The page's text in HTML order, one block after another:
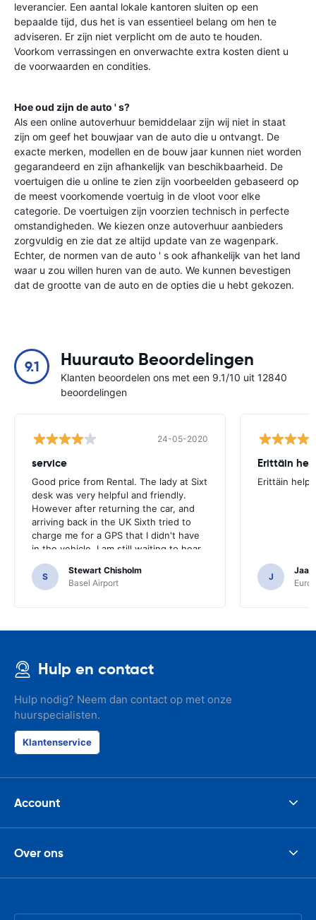
leverancier. Een aantal lokale kantoren sluiten op een
bepaalde tijd, dus het is van essentieel belang om hen te
adviseren. Er zijn niet verplicht om de auto te houden.
Voorkom verrassingen en onverwachte extra kosten dient u
de voorwaarden en condities.
Hoe oud zijn de auto ' s?
Als een online autoverhuur bemiddelaar zijn wij niet in staat
zijn om geef het bouwjaar van de auto die u ontvangt. De
exacte merken, modellen en de bouw jaar kunnen niet worden
gegarandeerd en zijn afhankelijk van beschikbaarheid. De
voertuigen die u online te zien zijn voorbeelden gebaseerd op
de meest voorkomende voertuig in de vloot voor elke
categorie. De voertuigen zijn voorzien technisch in perfecte
omstandigheden. We kiezen onze autoverhuur aanbieders
zorgvuldig en zie dat ze altijd update van ze wagenpark.
Echter, de normen van de auto ' s ook afhankelijk van het land
waar u zou willen huren van de auto. We kunnen bevestigen
dat de grootte van de auto en de opties die u hebt gekozen.
9.1 Huurauto Beoordelingen
Klanten beoordelen ons met een 9.1/10 uit 12840
beoordelingen
24-05-2020
service
Good price from Rental. The lady at Sixt
desk was very helpful and friendly.
However after returning the car, and
arriving back in the UK Sixth tried to
charge me for a GPS that I didn't have
in the vehicle. I am still waiting to hear
from them if they have rectified the
error.
S
Stewart Chisholm
Basel Airport
Erittäin
Erittäin
J
Hulp en contact
Hulp nodig? Neem dan contact op met onze
huurspecialisten.
Klantenservice
Account
Over ons